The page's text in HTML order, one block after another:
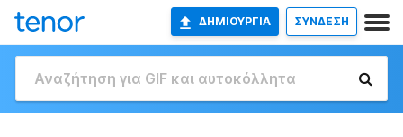
ΔΗΜΙΟΥΡΓΊΑ ΣΥΝΔΕΣΗ